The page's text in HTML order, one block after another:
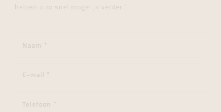
helpen u zo snel mogelijk verder."